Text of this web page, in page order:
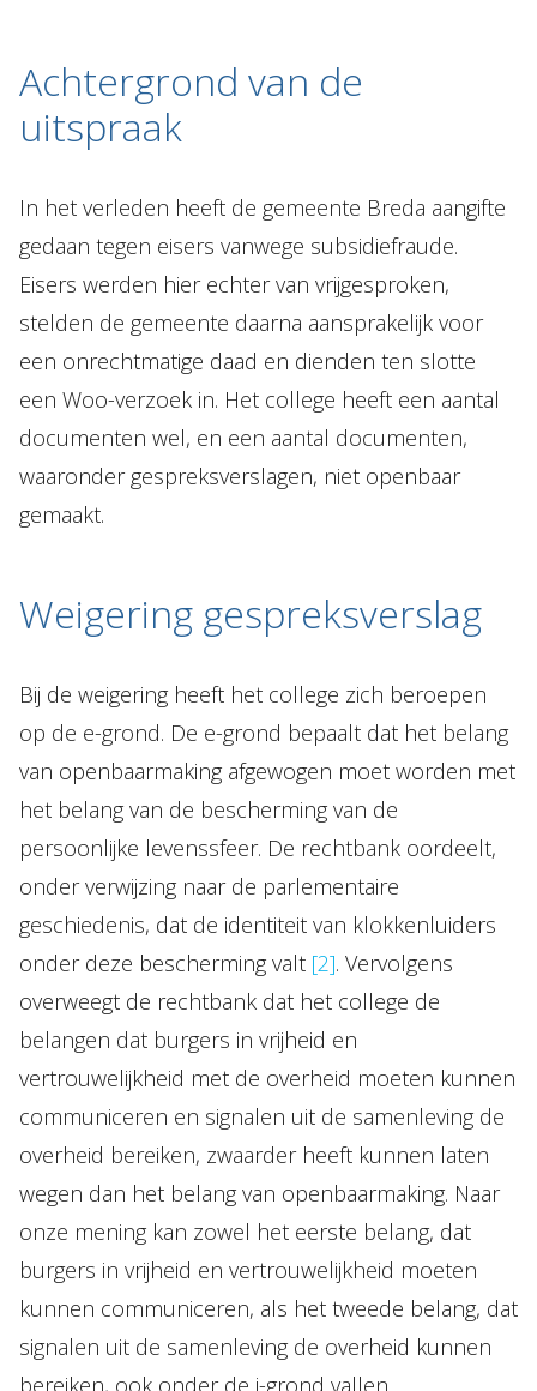
Achtergrond van de
uitspraak
In het verleden heeft de gemeente Breda aangifte
gedaan tegen eisers vanwege subsidiefraude.
Eisers werden hier echter van vrijgesproken,
stelden de gemeente daarna aansprakelijk voor
een onrechtmatige daad en dienden ten slotte
een Woo-verzoek in. Het college heeft een aantal
documenten wel, en een aantal documenten,
waaronder gespreksverslagen, niet openbaar
gemaakt.
Weigering gespreksverslag
Bij de weigering heeft het college zich beroepen
op de e-grond. De e-grond bepaalt dat het belang
van openbaarmaking afgewogen moet worden met
het belang van de bescherming van de
persoonlijke levenssfeer. De rechtbank oordeelt,
onder verwijzing naar de parlementaire
geschiedenis, dat de identiteit van klokkenluiders
onder deze bescherming valt [2]. Vervolgens
overweegt de rechtbank dat het college de
belangen dat burgers in vrijheid en
vertrouwelijkheid met de overheid moeten kunnen
communiceren en signalen uit de samenleving de
overheid bereiken, zwaarder heeft kunnen laten
wegen dan het belang van openbaarmaking. Naar
onze mening kan zowel het eerste belang, dat
burgers in vrijheid en vertrouwelijkheid moeten
kunnen communiceren, als het tweede belang, dat
signalen uit de samenleving de overheid kunnen
bereiken, ook onder de i-grond vallen.